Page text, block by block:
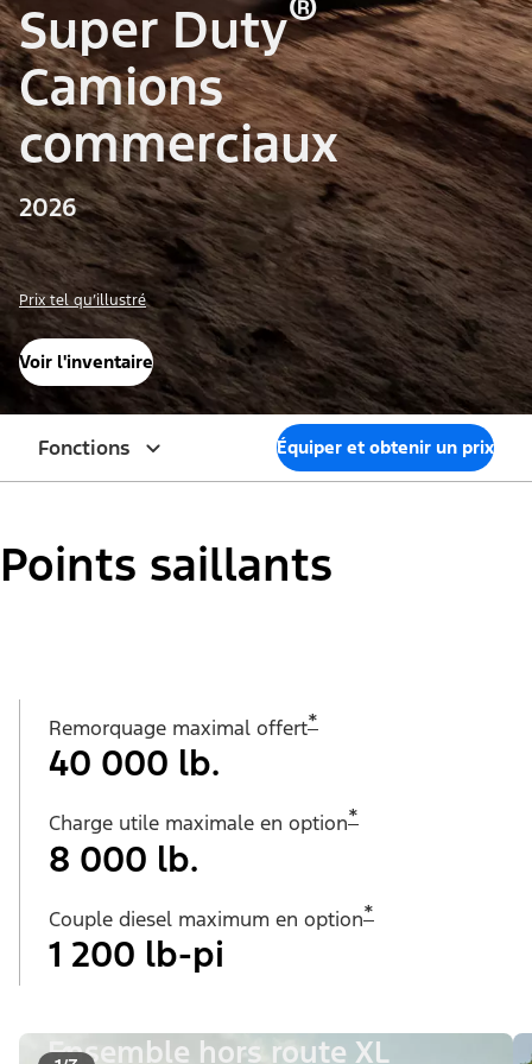
Super Duty
Camions
commerciaux
2026
Prix tel qu’illustré
Voir l'inventaire
Fonctions Équiper et obtenir un prix
Points saillants
Remorquage maximal offert*
40 000 lb.
Charge utile maximale en option*
8 000 lb.
Couple diesel maximum en option*
1 200 lb-pi
Ensemble hors route XL